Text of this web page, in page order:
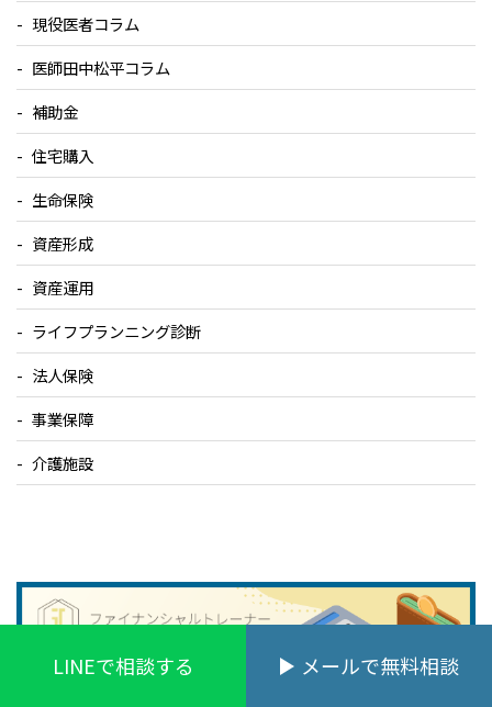
現役医者コラム
医師田中松平コラム
補助金
住宅購入
生命保険
資産形成
資産運用
ライフプランニング診断
法人保険
事業保障
介護施設
LINEで相談する メールで無料相談